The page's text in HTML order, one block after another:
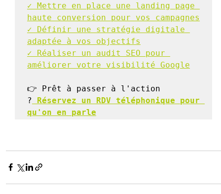
✓ Mettre en place une landing page
haute conversion pour vos campagnes
✓ Définir une stratégie digitale
adaptée à vos objectifs
✓ Réaliser un audit SEO pour
améliorer votre visibilité Google
👉 Prêt à passer à l'action
?
Réservez un RDV téléphonique pour
qu'on en parle